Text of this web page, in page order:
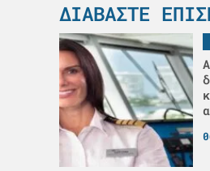
ΔΙΑΒΆΣΤΕ